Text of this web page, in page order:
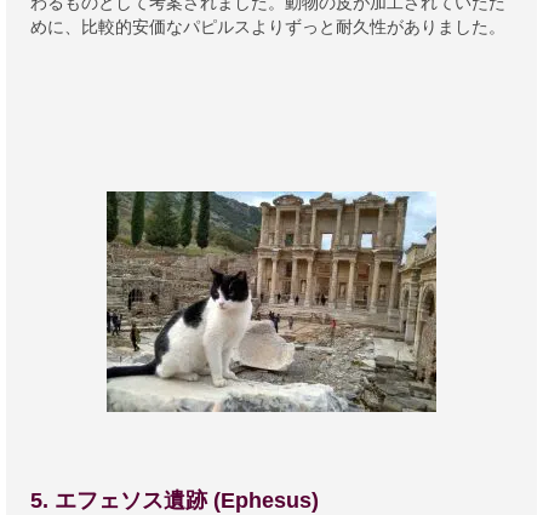
めに、比較的安価なパピルスよりずっと耐久性がありました。
5. エフェソス遺跡 (Ephesus)